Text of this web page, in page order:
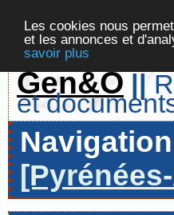
Les cookies nous
et les annonces et
savoir plus
Gen&O ||
et